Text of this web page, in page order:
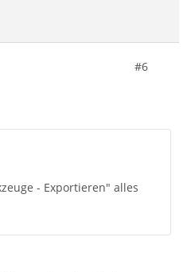
#6
- Exportieren" alles